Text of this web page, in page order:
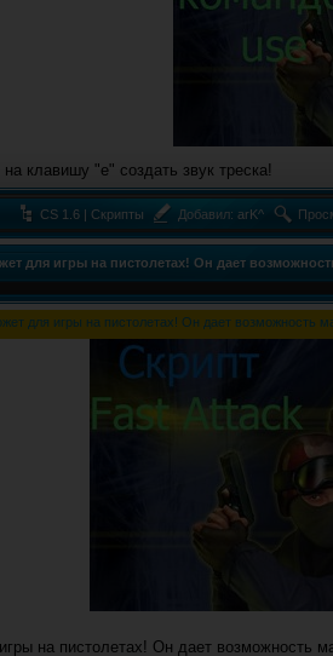
клавишу "e" создать звук треска!
CS 1.6 | Скрипты Добавил: arK^
для игры на пистолетах! Он дает
на пистолетах! Он дает возможность